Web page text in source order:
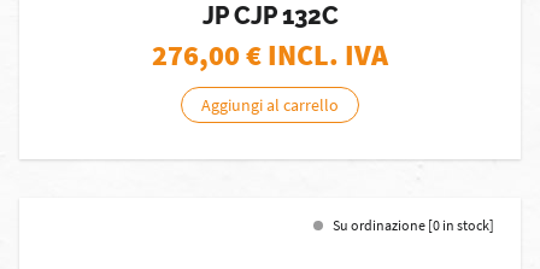
JP CJP 132C
276,00€ INCL. IVA
Aggiungi al carrello
Su ordinazione [0 in stock]